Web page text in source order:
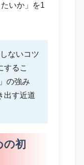
いか」を1
ないコツ
するこ
の強み
出す近道
の初